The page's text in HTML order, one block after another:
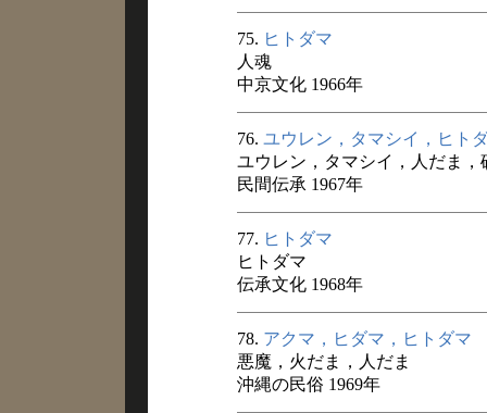
75. ヒトダマ
人魂
中京文化 1966年
76. ユウレン，タマシイ，ヒト
ユウレン，タマシイ，人だま，
民間伝承 1967年
77. ヒトダマ
ヒトダマ
伝承文化 1968年
78. アクマ，ヒダマ，ヒトダマ
悪魔，火だま，人だま
沖縄の民俗 1969年